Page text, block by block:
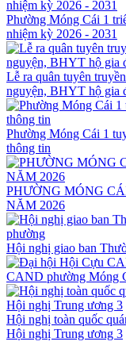
Phường Móng Cái 1
nhiệm kỳ 2026 - 2031
Lễ ra quân tuyên
nguyện, BHYT hộ gia
Phường Móng Cái 1
thông tin
PHƯỜNG MÓNG
NĂM 2026
Hội nghị giao ban
CAND phường Móng
Hội nghị toàn quốc
Hội nghị Trung ương 3